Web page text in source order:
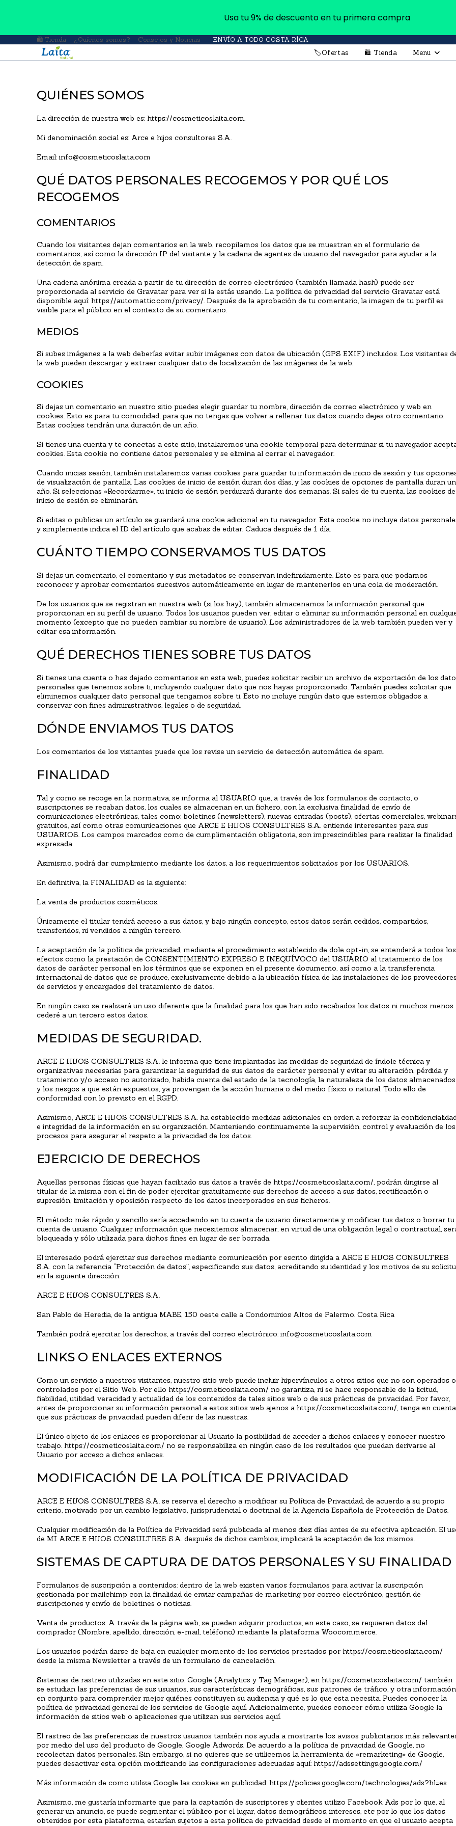
🛍 Tienda ¿Quíenes somos? Consejos y Noticias ENVÍO A TODO COSTA RÍCA
🏷Ofertas 🛍 Tienda Menu
QUIÉNES SOMOS
La dirección de nuestra web es: https://cosmeticoslaita.com.
Mi denominación social es: Arce e hijos consultores S.A.
Email: info@cosmeticoslaita.com
QUÉ DATOS PERSONALES RECOGEMOS Y POR QUÉ LOS
RECOGEMOS
COMENTARIOS
Cuando los visitantes dejan comentarios en la web, recopilamos los datos que se muestran en el formulario de
comentarios, así como la dirección IP del visitante y la cadena de agentes de usuario del navegador para ayudar a la
detección de spam.
Una cadena anónima creada a partir de tu dirección de correo electrónico (también llamada hash) puede ser
proporcionada al servicio de Gravatar para ver si la estás usando. La política de privacidad del servicio Gravatar está
disponible aquí: https://automattic.com/privacy/. Después de la aprobación de tu comentario, la imagen de tu perfil es
visible para el público en el contexto de su comentario.
MEDIOS
Si subes imágenes a la web deberías evitar subir imágenes con datos de ubicación (GPS EXIF) incluidos. Los visitantes
la web pueden descargar y extraer cualquier dato de localización de las imágenes de la web.
COOKIES
Si dejas un comentario en nuestro sitio puedes elegir guardar tu nombre, dirección de correo electrónico y web en
cookies. Esto es para tu comodidad, para que no tengas que volver a rellenar tus datos cuando dejes otro comentario.
Estas cookies tendrán una duración de un año.
Si tienes una cuenta y te conectas a este sitio, instalaremos una cookie temporal para determinar si tu navegador
cookies. Esta cookie no contiene datos personales y se elimina al cerrar el navegador.
Cuando inicias sesión, también instalaremos varias cookies para guardar tu información de inicio de sesión y tus
de visualización de pantalla. Las cookies de inicio de sesión duran dos días, y las cookies de opciones de pantalla duran un
año. Si seleccionas «Recordarme», tu inicio de sesión perdurará durante dos semanas. Si sales de tu cuenta, las cookies de
inicio de sesión se eliminarán.
Si editas o publicas un artículo se guardará una cookie adicional en tu navegador. Esta cookie no incluye datos
y simplemente indica el ID del artículo que acabas de editar. Caduca después de 1 día.
CUÁNTO TIEMPO CONSERVAMOS TUS DATOS
Si dejas un comentario, el comentario y sus metadatos se conservan indefinidamente. Esto es para que podamos
reconocer y aprobar comentarios sucesivos automáticamente en lugar de mantenerlos en una cola de moderación.
De los usuarios que se registran en nuestra web (si los hay), también almacenamos la información personal que
proporcionan en su perfil de usuario. Todos los usuarios pueden ver, editar o eliminar su información personal en
momento (excepto que no pueden cambiar su nombre de usuario). Los administradores de la web también pueden ver y
editar esa información.
QUÉ DERECHOS TIENES SOBRE TUS DATOS
Si tienes una cuenta o has dejado comentarios en esta web, puedes solicitar recibir un archivo de exportación de los
personales que tenemos sobre ti, incluyendo cualquier dato que nos hayas proporcionado. También puedes solicitar que
eliminemos cualquier dato personal que tengamos sobre ti. Esto no incluye ningún dato que estemos obligados a
conservar con fines administrativos, legales o de seguridad.
DÓNDE ENVIAMOS TUS DATOS
Los comentarios de los visitantes puede que los revise un servicio de detección automática de spam.
FINALIDAD
Tal y como se recoge en la normativa, se informa al USUARIO que, a través de los formularios de contacto, o
suscripciones se recaban datos, los cuales se almacenan en un fichero, con la exclusiva finalidad de envío de
comunicaciones electrónicas, tales como: boletines (newsletters), nuevas entradas (posts), ofertas comerciales,
gratuitos, así como otras comunicaciones que ARCE E HIJOS CONSULTRES S.A. entiende interesantes para sus
USUARIOS. Los campos marcados como de cumplimentación obligatoria, son imprescindibles para realizar la finalidad
expresada.
Asimismo, podrá dar cumplimiento mediante los datos, a los requerimientos solicitados por los USUARIOS.
En definitiva, la FINALIDAD es la siguiente:
La venta de productos cosméticos.
Únicamente el titular tendrá acceso a sus datos, y bajo ningún concepto, estos datos serán cedidos, compartidos,
transferidos, ni vendidos a ningún tercero.
La aceptación de la política de privacidad, mediante el procedimiento establecido de dole opt-in, se entenderá a todos los
efectos como la prestación de CONSENTIMIENTO EXPRESO E INEQUÍVOCO del USUARIO al tratamiento de los
datos de carácter personal en los términos que se exponen en el presente documento, así como a la transferencia
internacional de datos que se produce, exclusivamente debido a la ubicación física de las instalaciones de los
de servicios y encargados del tratamiento de datos.
En ningún caso se realizará un uso diferente que la finalidad para los que han sido recabados los datos ni muchos menos
cederé a un tercero estos datos.
MEDIDAS DE SEGURIDAD.
ARCE E HIJOS CONSULTRES S.A. le informa que tiene implantadas las medidas de seguridad de índole técnica y
organizativas necesarias para garantizar la seguridad de sus datos de carácter personal y evitar su alteración, pérdida y
tratamiento y/o acceso no autorizado, habida cuenta del estado de la tecnología, la naturaleza de los datos almacenados
y los riesgos a que están expuestos, ya provengan de la acción humana o del medio físico o natural. Todo ello de
conformidad con lo previsto en el RGPD.
Asimismo, ARCE E HIJOS CONSULTRES S.A. ha establecido medidas adicionales en orden a reforzar la
e integridad de la información en su organización. Manteniendo continuamente la supervisión, control y evaluación de los
procesos para asegurar el respeto a la privacidad de los datos.
EJERCICIO DE DERECHOS
Aquellas personas físicas que hayan facilitado sus datos a través de https://cosmeticoslaita.com/, podrán dirigirse al
titular de la misma con el fin de poder ejercitar gratuitamente sus derechos de acceso a sus datos, rectificación o
supresión, limitación y oposición respecto de los datos incorporados en sus ficheros.
El método más rápido y sencillo sería accediendo en tu cuenta de usuario directamente y modificar tus datos o borrar tu
cuenta de usuario. Cualquier información que necesitemos almacenar, en virtud de una obligación legal o contractual,
bloqueada y sólo utilizada para dichos fines en lugar de ser borrada.
El interesado podrá ejercitar sus derechos mediante comunicación por escrito dirigida a ARCE E HIJOS CONSULTRES
S.A. con la referencia “Protección de datos”, especificando sus datos, acreditando su identidad y los motivos de su
en la siguiente dirección:
ARCE E HIJOS CONSULTRES S.A.
San Pablo de Heredia, de la antigua MABE, 150 oeste calle a Condominios Altos de Palermo. Costa Rica
También podrá ejercitar los derechos, a través del correo electrónico: info@cosmeticoslaita.com
LINKS O ENLACES EXTERNOS
Como un servicio a nuestros visitantes, nuestro sitio web puede incluir hipervínculos a otros sitios que no son operados o
controlados por el Sitio Web. Por ello https://cosmeticoslaita.com/ no garantiza, ni se hace responsable de la licitud,
fiabilidad, utilidad, veracidad y actualidad de los contenidos de tales sitios web o de sus prácticas de privacidad. Por favor,
antes de proporcionar su información personal a estos sitios web ajenos a https://cosmeticoslaita.com/, tenga en cuenta
que sus prácticas de privacidad pueden diferir de las nuestras.
El único objeto de los enlaces es proporcionar al Usuario la posibilidad de acceder a dichos enlaces y conocer nuestro
trabajo. https://cosmeticoslaita.com/ no se responsabiliza en ningún caso de los resultados que puedan derivarse al
Usuario por acceso a dichos enlaces.
MODIFICACIÓN DE LA POLÍTICA DE PRIVACIDAD
ARCE E HIJOS CONSULTRES S.A. se reserva el derecho a modificar su Política de Privacidad, de acuerdo a su propio
criterio, motivado por un cambio legislativo, jurisprudencial o doctrinal de la Agencia Española de Protección de Datos.
Cualquier modificación de la Política de Privacidad será publicada al menos diez días antes de su efectiva aplicación. El
de MI ARCE E HIJOS CONSULTRES S.A. después de dichos cambios, implicará la aceptación de los mismos.
SISTEMAS DE CAPTURA DE DATOS PERSONALES Y SU FINALIDAD
Formularios de suscripción a contenidos: dentro de la web existen varios formularios para activar la suscripción
gestionada por mailchimp con la finalidad de enviar campañas de marketing por correo electrónico, gestión de
suscripciones y envío de boletines o noticias.
Venta de productos: A través de la página web, se pueden adquirir productos, en este caso, se requieren datos del
comprador (Nombre, apellido, dirección, e-mail, teléfono) mediante la plataforma Woocommerce.
Los usuarios podrán darse de baja en cualquier momento de los servicios prestados por https://cosmeticoslaita.com/
desde la misma Newsletter a través de un formulario de cancelación.
Sistemas de rastreo utilizadas en este sitio: Google (Analytics y Tag Manager), en https://cosmeticoslaita.com/ también
se estudian las preferencias de sus usuarios, sus características demográficas, sus patrones de tráfico, y otra información
en conjunto para comprender mejor quiénes constituyen su audiencia y qué es lo que esta necesita. Puedes conocer la
política de privacidad general de los servicios de Google aquí. Adicionalmente, puedes conocer cómo utiliza Google la
información de sitios web o aplicaciones que utilizan sus servicios aquí.
El rastreo de las preferencias de nuestros usuarios también nos ayuda a mostrarte los avisos publicitarios más
por medio del uso del producto de Google, Google Adwords. De acuerdo a la política de privacidad de Google, no
recolectan datos personales. Sin embargo, si no quieres que se utilicemos la herramienta de «remarketing» de Google,
puedes desactivar esta opción modificando las configuraciones adecuadas aquí: https://adssettings.google.com/
Más información de como utiliza Google las cookies en publicidad: https://policies.google.com/technologies/ads?hl=es
Asimismo, me gustaría informarte que para la captación de suscriptores y clientes utilizo Facebook Ads por lo que, al
generar un anuncio, se puede segmentar el público por el lugar, datos demográficos, intereses, etc por lo que los datos
obtenidos por esta plataforma, estarían sujetos a esta política de privacidad desde el momento en que el usuario acepta
Usa tu 9% de descuento en tu primera compra